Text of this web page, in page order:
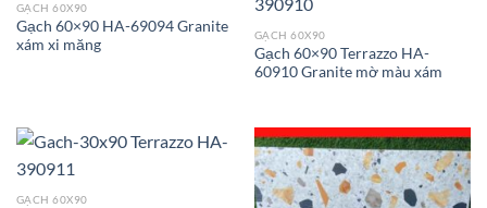
GẠCH 60X90
Gạch 60×90 HA-69094 Granite
xám xi măng
GẠCH 60X90
Gạch 60×90 Terrazzo HA-
60910 Granite mờ màu xám
GẠCH 60X90